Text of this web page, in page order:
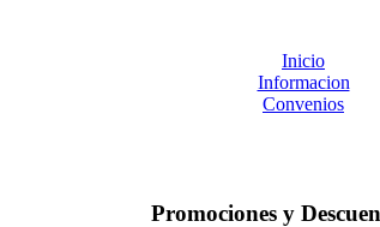
Inicio
Informacion
Convenios
Promociones y